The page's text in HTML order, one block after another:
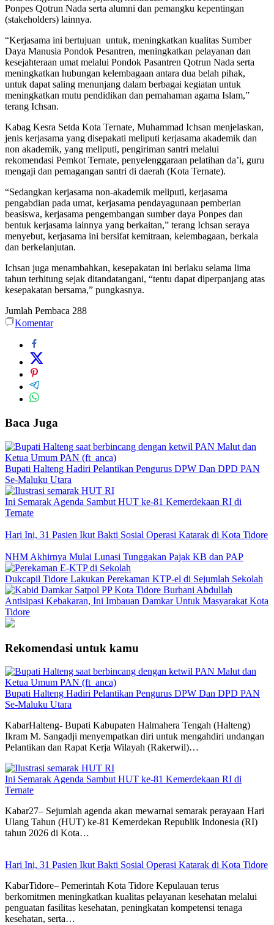
Ponpes Qotrun Nada serta alumni dan pemangku kepentingan
(stakeholders) lainnya.
“Kerjasama ini bertujuan untuk, meningkatkan kualitas Sumber
Daya Manusia Pondok Pesantren, meningkatkan pelayanan dan
kesejahteraan umat melalui Pondok Pasantren Qotrun Nada serta
meningkatkan hubungan kelembagaan antara dua belah pihak,
untuk dapat saling menunjang dalam berbagai kegiatan untuk
meningkatkan mutu pendidikan dan pemahaman agama Islam,”
terang Ichsan.
Kabag Kesra Setda Kota Ternate, Muhammad Ichsan menjelaskan,
jenis kerjasama yang disepakati meliputi kerjasama akademik dan
non akademik, yang meliputi, pengiriman santri melalui
rekomendasi Pemkot Ternate, penyelenggaraan pelatihan da’i, guru
mengaji dan pemagangan santri di daerah (Kota Ternate).
“Sedangkan kerjasama non-akademik meliputi, kerjasama
pengabdian pada umat, kerjasama pendayagunaan pemberian
beasiswa, kerjasama pengembangan sumber daya Ponpes dan
bentuk kerjasama lainnya yang berkaitan,” terang Ichsan seraya
menyebut, kerjasama ini bersifat kemitraan, kelembagaan, berkala
dan berkelanjutan.
Ichsan juga menambahkan, kesepakatan ini berlaku selama lima
tahun terhitung sejak ditandatangani, “tentu dapat diperpanjang atas
kesepakatan bersama,” pungkasnya.
Jumlah Pembaca 288
Komentar
Baca Juga
Bupati Halteng Hadiri Pelantikan Pengurus DPW Dan DPD PAN
Se-Maluku Utara
Ini Semarak Agenda Sambut HUT ke-81 Kemerdekaan RI di
Ternate
Hari Ini, 31 Pasien Ikut Bakti Sosial Operasi Katarak di Kota Tidore
NHM Akhirnya Mulai Lunasi Tunggakan Pajak KB dan PAP
Dukcapil Tidore Lakukan Perekaman KTP-el di Sejumlah Sekolah
Antisipasi Kebakaran, Ini Imbauan Damkar Untuk Masyarakat Kota
Tidore
Rekomendasi untuk kamu
Bupati Halteng Hadiri Pelantikan Pengurus DPW Dan DPD PAN
Se-Maluku Utara
KabarHalteng- Bupati Kabupaten Halmahera Tengah (Halteng)
Ikram M. Sangadji menyempatkan diri untuk mengahdiri undangan
Pelantikan dan Rapat Kerja Wilayah (Rakerwil)…
Ini Semarak Agenda Sambut HUT ke-81 Kemerdekaan RI di
Ternate
Kabar27– Sejumlah agenda akan mewarnai semarak perayaan Hari
Ulang Tahun (HUT) ke-81 Kemerdekan Republik Indonesia (RI)
tahun 2026 di Kota…
Hari Ini, 31 Pasien Ikut Bakti Sosial Operasi Katarak di Kota Tidore
KabarTidore– Pemerintah Kota Tidore Kepulauan terus
berkomitmen meningkatkan kualitas pelayanan kesehatan melalui
penguatan fasilitas kesehatan, peningkatan kompetensi tenaga
kesehatan, serta…